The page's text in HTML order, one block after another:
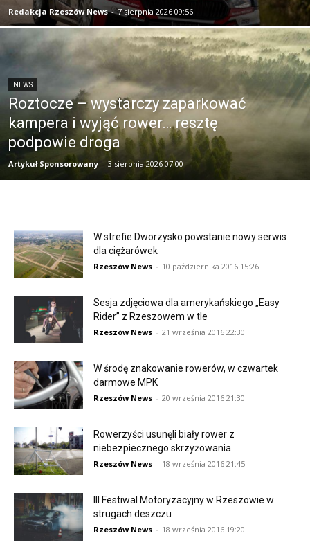
Redakcja Rzeszów News - 7 sierpnia 2026 09:56
NEWS
Roztocze – wystarczy zaparkować
kampera i wyjąć rower… resztę
podpowie droga
Artykuł Sponsorowany - 3 sierpnia 2026 07:00
W strefie Dworzysko powstanie nowy serwis
dla ciężarówek
Rzeszów News - 10 października 2016 15:26
Sesja zdjęciowa dla amerykańskiego „Easy
Rider” z Rzeszowem w tle
Rzeszów News - 21 września 2016 22:30
W środę znakowanie rowerów, w czwartek
darmowe MPK
Rzeszów News - 20 września 2016 21:30
Rowerzyści usunęli biały rower z
niebezpiecznego skrzyżowania
Rzeszów News - 18 września 2016 21:45
III Festiwal Motoryzacyjny w Rzeszowie w
strugach deszczu
Rzeszów News - 18 września 2016 19:20